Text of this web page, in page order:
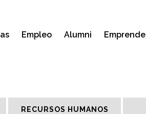
Empleo Alumni Emprende
RECURSOS HUMANOS